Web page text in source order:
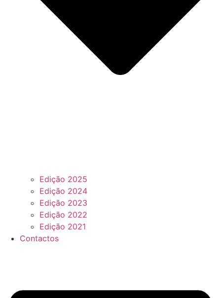
Edição 2025
Edição 2024
Edição 2023
Edição 2022
Edição 2021
Contactos